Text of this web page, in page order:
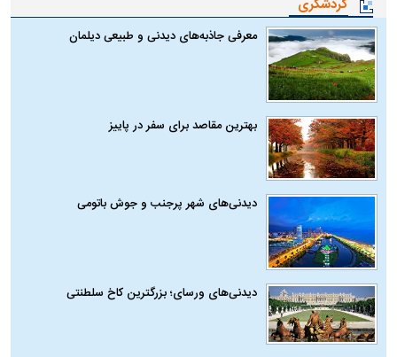
گردشگری
معرفی جاذبه‌های دیدنی و طبیعی دیلمان
بهترین مقاصد برای سفر در پاییز
دیدنی‌های شهر پرجنب و جوش باتومی
دیدنی‌های ورسای؛ بزرگترین کاخ سلطنتی